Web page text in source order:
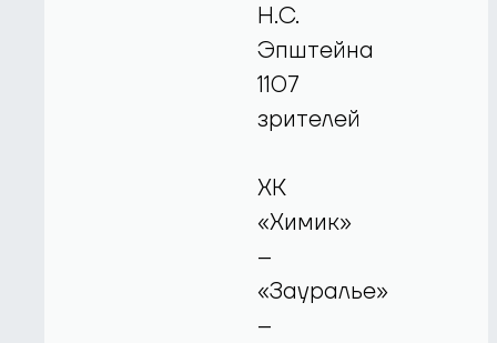
Н.С.
Эпштейна
1107
зрителей
ХК
«Химик»
–
«Зауралье»
–